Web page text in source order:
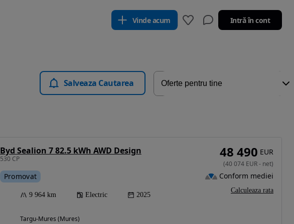
Vinde acum Intră în cont
Salveaza Cautarea
Byd Sealion 7 82.5 kWh AWD Design
530 CP
Promovat
9 964 km Electric 2025
Targu-Mures (Mures)
48 490 EUR
(40 074 EUR- net)
Conform mediei
Calculeaza rata